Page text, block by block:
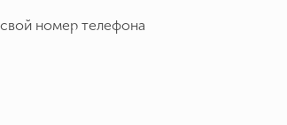
номер телефона